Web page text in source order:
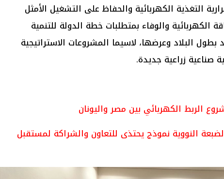
التغذية الكهربائية والحفاظ على التشغيل الأمثل
الكهربائية والوفاء بمتطلبات خطة الدولة للتنمية
البلاد وعرضها، لاسيما المشروعات الاستراتيجية
صناعية زراعية جديدة.
الربط الكهربائي بين مصر واليونان
النووية نموذج يحتذى للتعاون والشراكة لمستقبل